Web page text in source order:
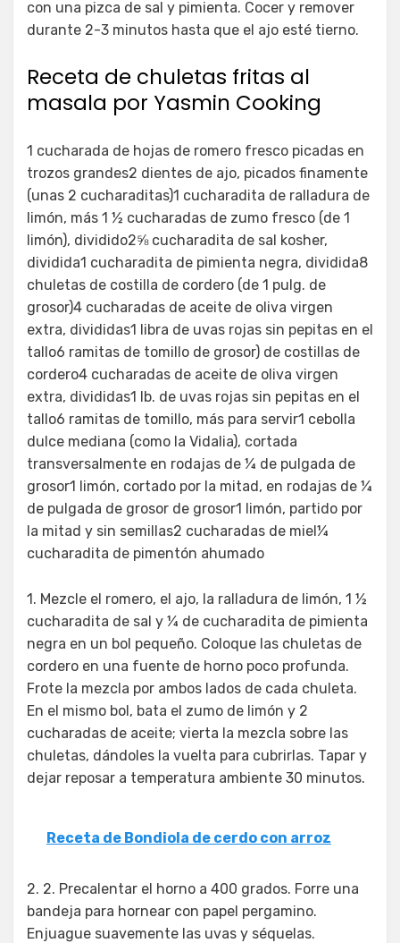
con una pizca de sal y pimienta. Cocer y remover
durante 2-3 minutos hasta que el ajo esté tierno.
Receta de chuletas fritas al
masala por Yasmin Cooking
1 cucharada de hojas de romero fresco picadas en
trozos grandes2 dientes de ajo, picados finamente
(unas 2 cucharaditas)1 cucharadita de ralladura de
limón, más 1 ½ cucharadas de zumo fresco (de 1
limón), dividido2⅝ cucharadita de sal kosher,
dividida1 cucharadita de pimienta negra, dividida8
chuletas de costilla de cordero (de 1 pulg. de
grosor)4 cucharadas de aceite de oliva virgen
extra, divididas1 libra de uvas rojas sin pepitas en el
tallo6 ramitas de tomillo de grosor) de costillas de
cordero4 cucharadas de aceite de oliva virgen
extra, divididas1 lb. de uvas rojas sin pepitas en el
tallo6 ramitas de tomillo, más para servir1 cebolla
dulce mediana (como la Vidalia), cortada
transversalmente en rodajas de ¼ de pulgada de
grosor1 limón, cortado por la mitad, en rodajas de ¼
de pulgada de grosor de grosor1 limón, partido por
la mitad y sin semillas2 cucharadas de miel¼
cucharadita de pimentón ahumado
1. Mezcle el romero, el ajo, la ralladura de limón, 1 ½
cucharadita de sal y ¼ de cucharadita de pimienta
negra en un bol pequeño. Coloque las chuletas de
cordero en una fuente de horno poco profunda.
Frote la mezcla por ambos lados de cada chuleta.
En el mismo bol, bata el zumo de limón y 2
cucharadas de aceite; vierta la mezcla sobre las
chuletas, dándoles la vuelta para cubrirlas. Tapar y
dejar reposar a temperatura ambiente 30 minutos.
Receta de Bondiola de cerdo con arroz
2. 2. Precalentar el horno a 400 grados. Forre una
bandeja para hornear con papel pergamino.
Enjuague suavemente las uvas y séquelas.